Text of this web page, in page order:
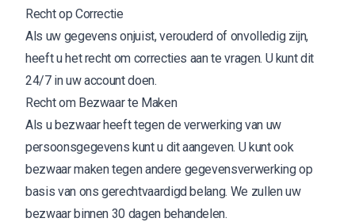
Recht op Correctie
Als uw gegevens onjuist, verouderd of onvolledig zijn,
heeft u het recht om correcties aan te vragen. U kunt dit
24/7 in uw account doen.
Recht om Bezwaar te Maken
Als u bezwaar heeft tegen de verwerking van uw
persoonsgegevens kunt u dit aangeven. U kunt ook
bezwaar maken tegen andere gegevensverwerking op
basis van ons gerechtvaardigd belang. We zullen uw
bezwaar binnen 30 dagen behandelen.